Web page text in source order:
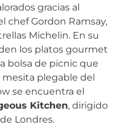
gracias al
chef Gordon Ramsay,
Michelin. En su
los platos gourmet
bolsa de picnic que
plegable del
se encuentra el
Kitchen, dirigido
Londres.